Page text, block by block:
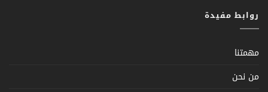
روابط مفيدة
مهمتنا
من نحن